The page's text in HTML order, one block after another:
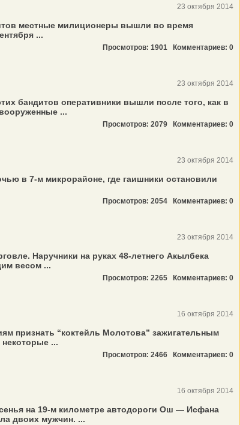
23 октября 2014
местные милиционеры вышли во время
...
Просмотров: 1901 Комментариев: 0
23 октября 2014
бандитов оперативники вышли после того, как в
...
Просмотров: 2079 Комментариев: 0
23 октября 2014
в 7-м микрорайоне, где гаишники остановили
Просмотров: 2054 Комментариев: 0
23 октября 2014
Наручники на руках 48-летнего Акылбека
весом ...
Просмотров: 2265 Комментариев: 0
16 октября 2014
признать “коктейль Молотова” зажигательным
...
Просмотров: 2466 Комментариев: 0
16 октября 2014
на 19-м километре автодороги Ош — Исфана
двоих мужчин. ...